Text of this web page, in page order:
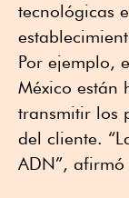
tecnológicas
Por ejemplo,
México están
transmitir los
del cliente.
ADN”,